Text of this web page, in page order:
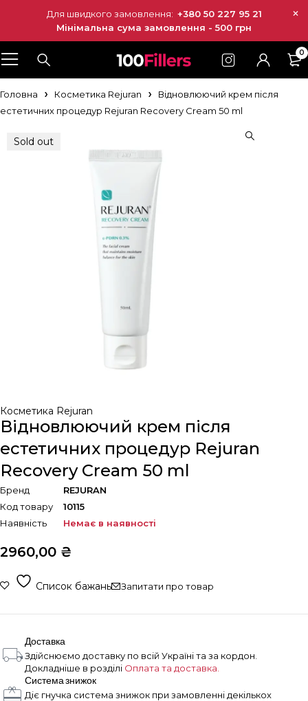
Для швидкого замовлення: +380 50 227 95 21
Мінімальна сума замовлення - 500 грн
0
Головна Косметика Rejuran
Відновлюючий крем після
естетичних процедур Rejuran Recovery Cream 50 ml
Sold out
Косметика Rejuran
Відновлюючий крем після
естетичних процедур Rejuran
Recovery Cream 50 ml
Бренд
REJURAN
Код товару
10115
Наявність
Немає в наявності
2960,00 ₴
Список бажань Запитати про товар
Доставка
Здійснюємо доставку по всій Україні та за кордон.
Докладніше в розділі Оплата та доставка.
Система знижок
Діє гнучка система знижок при замовленні декількох